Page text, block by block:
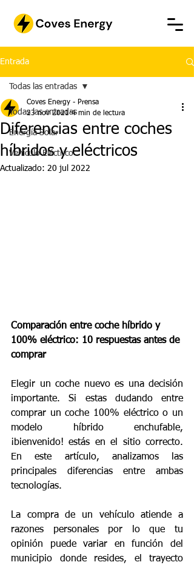
Entrada
Todas las entradas
Energía Solar
Vehículo Eléctrico
Todas las entradas
Diferencias entre coches
híbridos y eléctricos
Coves Energy - Prensa
23 nov 2021 4 min de lectura
Actualizado: 20 jul 2022
Comparación entre coche híbrido y
100% eléctrico: 10 respuestas antes de
comprar
Elegir un coche nuevo es una decisión
importante. Si estas dudando entre
comprar un coche 100% eléctrico o un
modelo híbrido enchufable,
¡bienvenido! estás en el sitio correcto.
En este artículo, analizamos las
principales diferencias entre ambas
tecnologías.
La compra de un vehículo atiende a
razones personales por lo que tu
opinión puede variar en función del
municipio donde resides, el trayecto